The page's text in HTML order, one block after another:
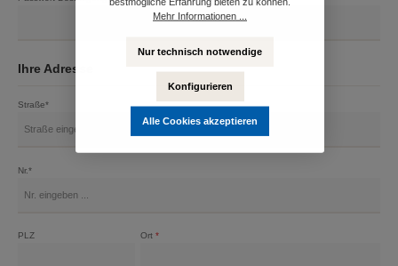
Ihre Adresse
Straße*
Nr.*
PLZ Ort*
Mehr Informationen ...
Nur technisch notwendige
Konfigurieren
Alle Cookies akzeptieren